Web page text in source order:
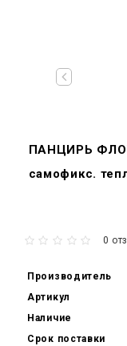
ПАНЦИРЬ
самофикс.
0
Производитель
Артикул
Наличие
Срок поставки